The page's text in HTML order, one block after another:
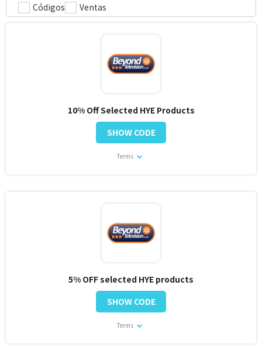
Códigos Ventas
10% Off Selected HYE Products
Terms
SHOW CODE
5% OFF selected HYE products
Terms
SHOW CODE